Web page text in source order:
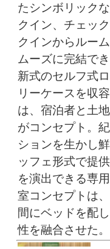
たシンボリック
クイン、チェッ
クインからルー
ムーズに完結で
新式のセルフ式
リーケースを収
は、宿泊者と土
がコンセプト。
ションを生かし
ッフェ形式で提
を演出できる専
室コンセプトは
間にベッドを配
性を融合させた。